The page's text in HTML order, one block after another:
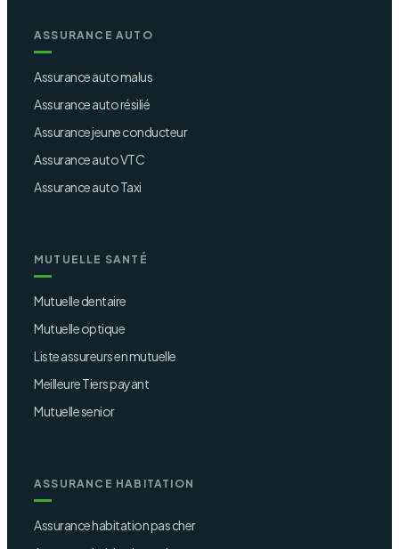
ASSURANCE AUTO
Assurance auto malus
Assurance auto résilié
Assurance jeune conducteur
Assurance auto VTC
Assurance auto Taxi
MUTUELLE SANTÉ
Mutuelle dentaire
Mutuelle optique
Liste assureurs en mutuelle
Meilleure Tiers payant
Mutuelle senior
ASSURANCE HABITATION
Assurance habitation pas cher